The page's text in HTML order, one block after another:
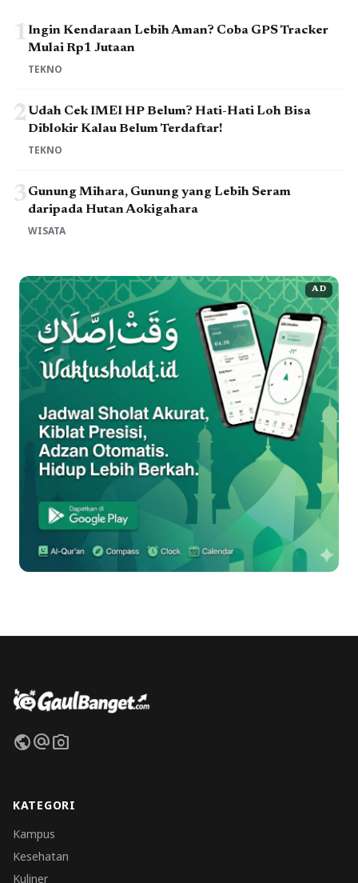
1Ingin Kendaraan Lebih Aman? Coba GPS Tracker
Mulai Rp1 Jutaan
TEKNO
2Udah Cek IMEI HP Belum? Hati-Hati Loh Bisa
Diblokir Kalau Belum Terdaftar!
TEKNO
3Gunung Mihara, Gunung yang Lebih Seram
daripada Hutan Aokigahara
WISATA
AD
publicalternate_emailphoto_camera
KATEGORI
Kampus
Kesehatan
Kuliner